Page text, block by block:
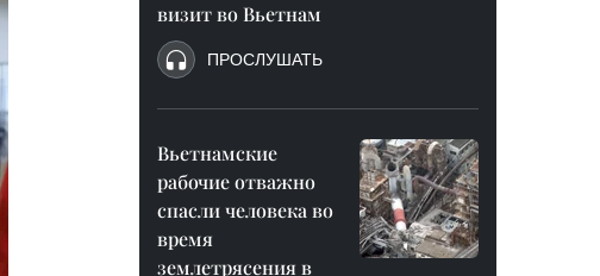
визит во Вьетнам
ПРОСЛУШАТЬ
Вьетнамские
рабочие отважно
спасли человека во
время
землетрясения в